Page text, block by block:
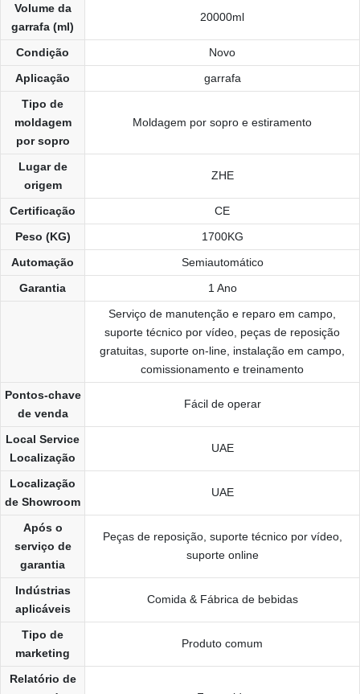
Volume da
garrafa (ml)
20000ml
Condição
Novo
Aplicação
garrafa
Tipo de
moldagem
por sopro
Moldagem por sopro e estiramento
Lugar de
origem
ZHE
Certificação
CE
Peso (KG)
1700KG
Automação
Semiautomático
Garantia
1 Ano
Serviço de manutenção e reparo em campo,
suporte técnico por vídeo, peças de reposição
gratuitas, suporte on-line, instalação em campo,
comissionamento e treinamento
Pontos-chave
de venda
Fácil de operar
Local Service
Localização
UAE
Localização
de Showroom
UAE
Após o
serviço de
garantia
Peças de reposição, suporte técnico por vídeo,
suporte online
Indústrias
aplicáveis
Comida & Fábrica de bebidas
Tipo de
marketing
Produto comum
Relatório de